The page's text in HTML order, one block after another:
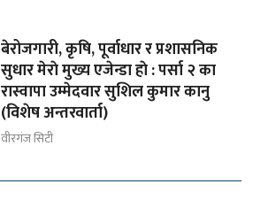
बेरोजगारी, कृषि, पूर्वाधार र प्रशासनिक
सुधार मेराे मुख्य एजेन्डा हाे : पर्सा २ का
रास्वापा उम्मेदवार सुशिल कुमार कानु
(विशेष अन्तरवार्ता)
वीरगंज सिटी